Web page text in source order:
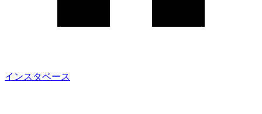
インスタベース